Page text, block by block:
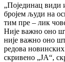
„Појединац види
бројем људи на
тим пре – лик
Није важно оно
није важно оно
редова
скривено „ЈА“,